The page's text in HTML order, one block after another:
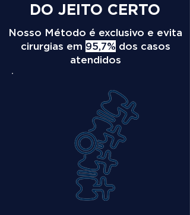
DO JEITO CERTO
Nosso Método é exclusivo e evita
cirurgias em 95,7% dos casos
atendidos